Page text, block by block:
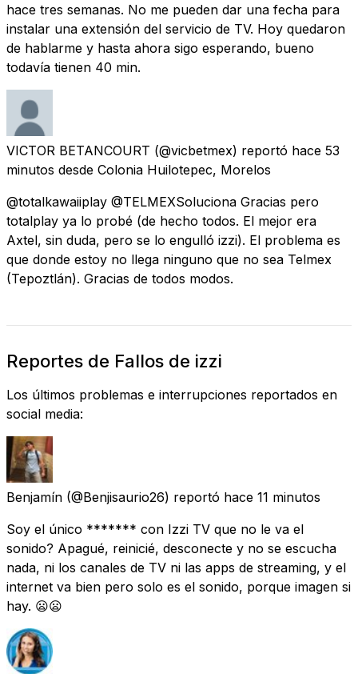
hace tres semanas. No me pueden dar una fecha para
instalar una extensión del servicio de TV. Hoy quedaron
de hablarme y hasta ahora sigo esperando, bueno
todavía tienen 40 min.
VICTOR BETANCOURT (@vicbetmex) reportó hace 53
minutos desde Colonia Huilotepec, Morelos
@totalkawaiiplay @TELMEXSoluciona Gracias pero
totalplay ya lo probé (de hecho todos. El mejor era
Axtel, sin duda, pero se lo engulló izzi). El problema es
que donde estoy no llega ninguno que no sea Telmex
(Tepoztlán). Gracias de todos modos.
Reportes de Fallos de izzi
Los últimos problemas e interrupciones reportados en
social media:
Benjamín (@Benjisaurio26) reportó hace 11 minutos
Soy el único ******* con Izzi TV que no le va el
sonido? Apagué, reinicié, desconecte y no se escucha
nada, ni los canales de TV ni las apps de streaming, y el
internet va bien pero solo es el sonido, porque imagen si
hay. 😦😦